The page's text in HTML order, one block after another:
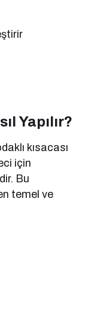
Yapılır?
kısacası
için
Bu
temel ve